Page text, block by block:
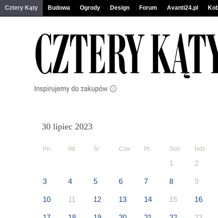
Cztery Kąty Budowa Ogrody Design Forum Avanti24.pl
30 lipiec 2023
Pn Wt Śr Czw Pt Sob Ndz
1 2
3 4 5 6 7 8 9
10 11 12 13 14 15 16